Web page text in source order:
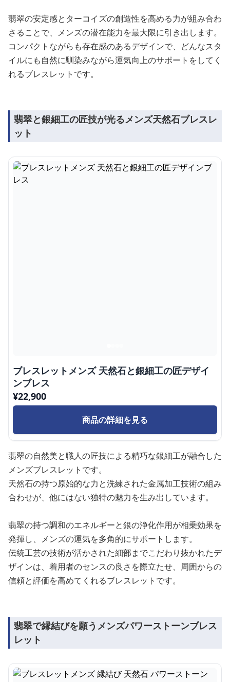
翡翠の安定感とターコイズの創造性を高める力が組み合わ
さることで、メンズの潜在能力を最大限に引き出します。
コンパクトながらも存在感のあるデザインで、どんなスタ
イルにも自然に馴染みながら運気向上のサポートをしてく
れるブレスレットです。
翡翠と銀細工の匠技が光るメンズ天然石ブレスレ
ット
ブレスレットメンズ 天然石と銀細工の匠デザイ
ンブレス
¥22,900
商品の詳細を見る
翡翠の自然美と職人の匠技による精巧な銀細工が融合した
メンズブレスレットです。
天然石の持つ原始的な力と洗練された金属加工技術の組み
合わせが、他にはない独特の魅力を生み出しています。
翡翠の持つ調和のエネルギーと銀の浄化作用が相乗効果を
発揮し、メンズの運気を多角的にサポートします。
伝統工芸の技術が活かされた細部までこだわり抜かれたデ
ザインは、着用者のセンスの良さを際立たせ、周囲からの
信頼と評価を高めてくれるブレスレットです。
翡翠で縁結びを願うメンズパワーストーンブレス
レット